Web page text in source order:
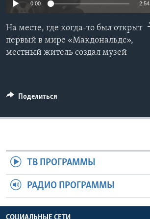
СОЦИАЛЬНЫЕ СЕТИ
0:00 2:54
На месте, где когда-то был открыт
первый в мире «Макдональдс»,
местный житель создал музей
Поделиться
ТВ ПРОГРАММЫ
РАДИО ПРОГРАММЫ